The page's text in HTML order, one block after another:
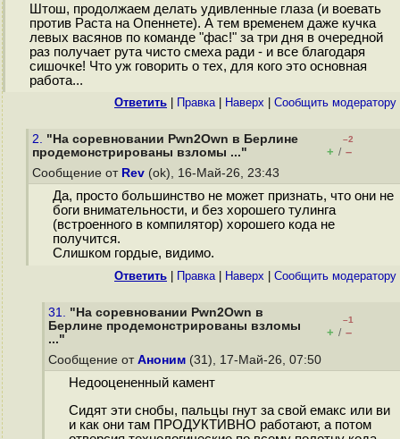
Штош, продолжаем делать удивленные глаза (и воевать
против Раста на Опеннете). А тем временем даже кучка
левых васянов по команде "фас!" за три дня в очередной
раз получает рута чисто смеха ради - и все благодаря
сишочке! Что уж говорить о тех, для кого это основная
работа...
Ответить Правка| Наверх Cообщить модератору
2. "На соревновании Pwn2Own в Берлине
продемонстрированы взломы ..."
–2
+ / –
Сообщение от Rev (ok), 16-Май-26, 23:43
Да, просто большинство не может признать, что они не
боги внимательности, и без хорошего тулинга
(встроенного в компилятор) хорошего кода не
получится.
Слишком гордые, видимо.
Ответить Правка| Наверх Cообщить модератору
31. "На соревновании Pwn2Own в
Берлине продемонстрированы взломы
..."
–1
+ / –
Сообщение от Аноним (31), 17-Май-26, 07:50
Недооцененный камент
Сидят эти снобы, пальцы гнут за свой емакс или ви
и как они там ПРОДУКТИВНО работают, а потом